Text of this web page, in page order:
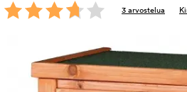
3 arvostelua